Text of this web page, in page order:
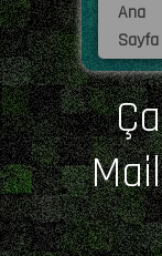
Ana
Sayfa